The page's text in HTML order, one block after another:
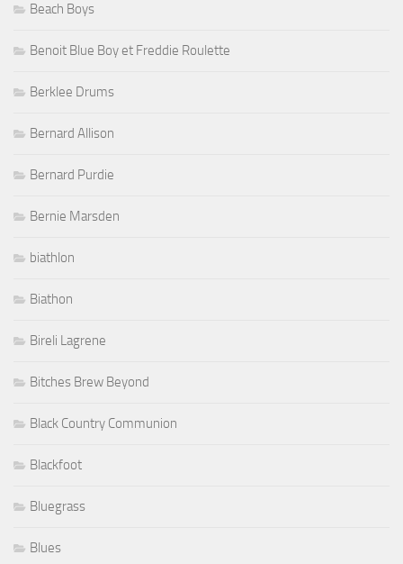
Beach Boys
Benoit Blue Boy et Freddie Roulette
Berklee Drums
Bernard Allison
Bernard Purdie
Bernie Marsden
biathlon
Biathon
Bireli Lagrene
Bitches Brew Beyond
Black Country Communion
Blackfoot
Bluegrass
Blues